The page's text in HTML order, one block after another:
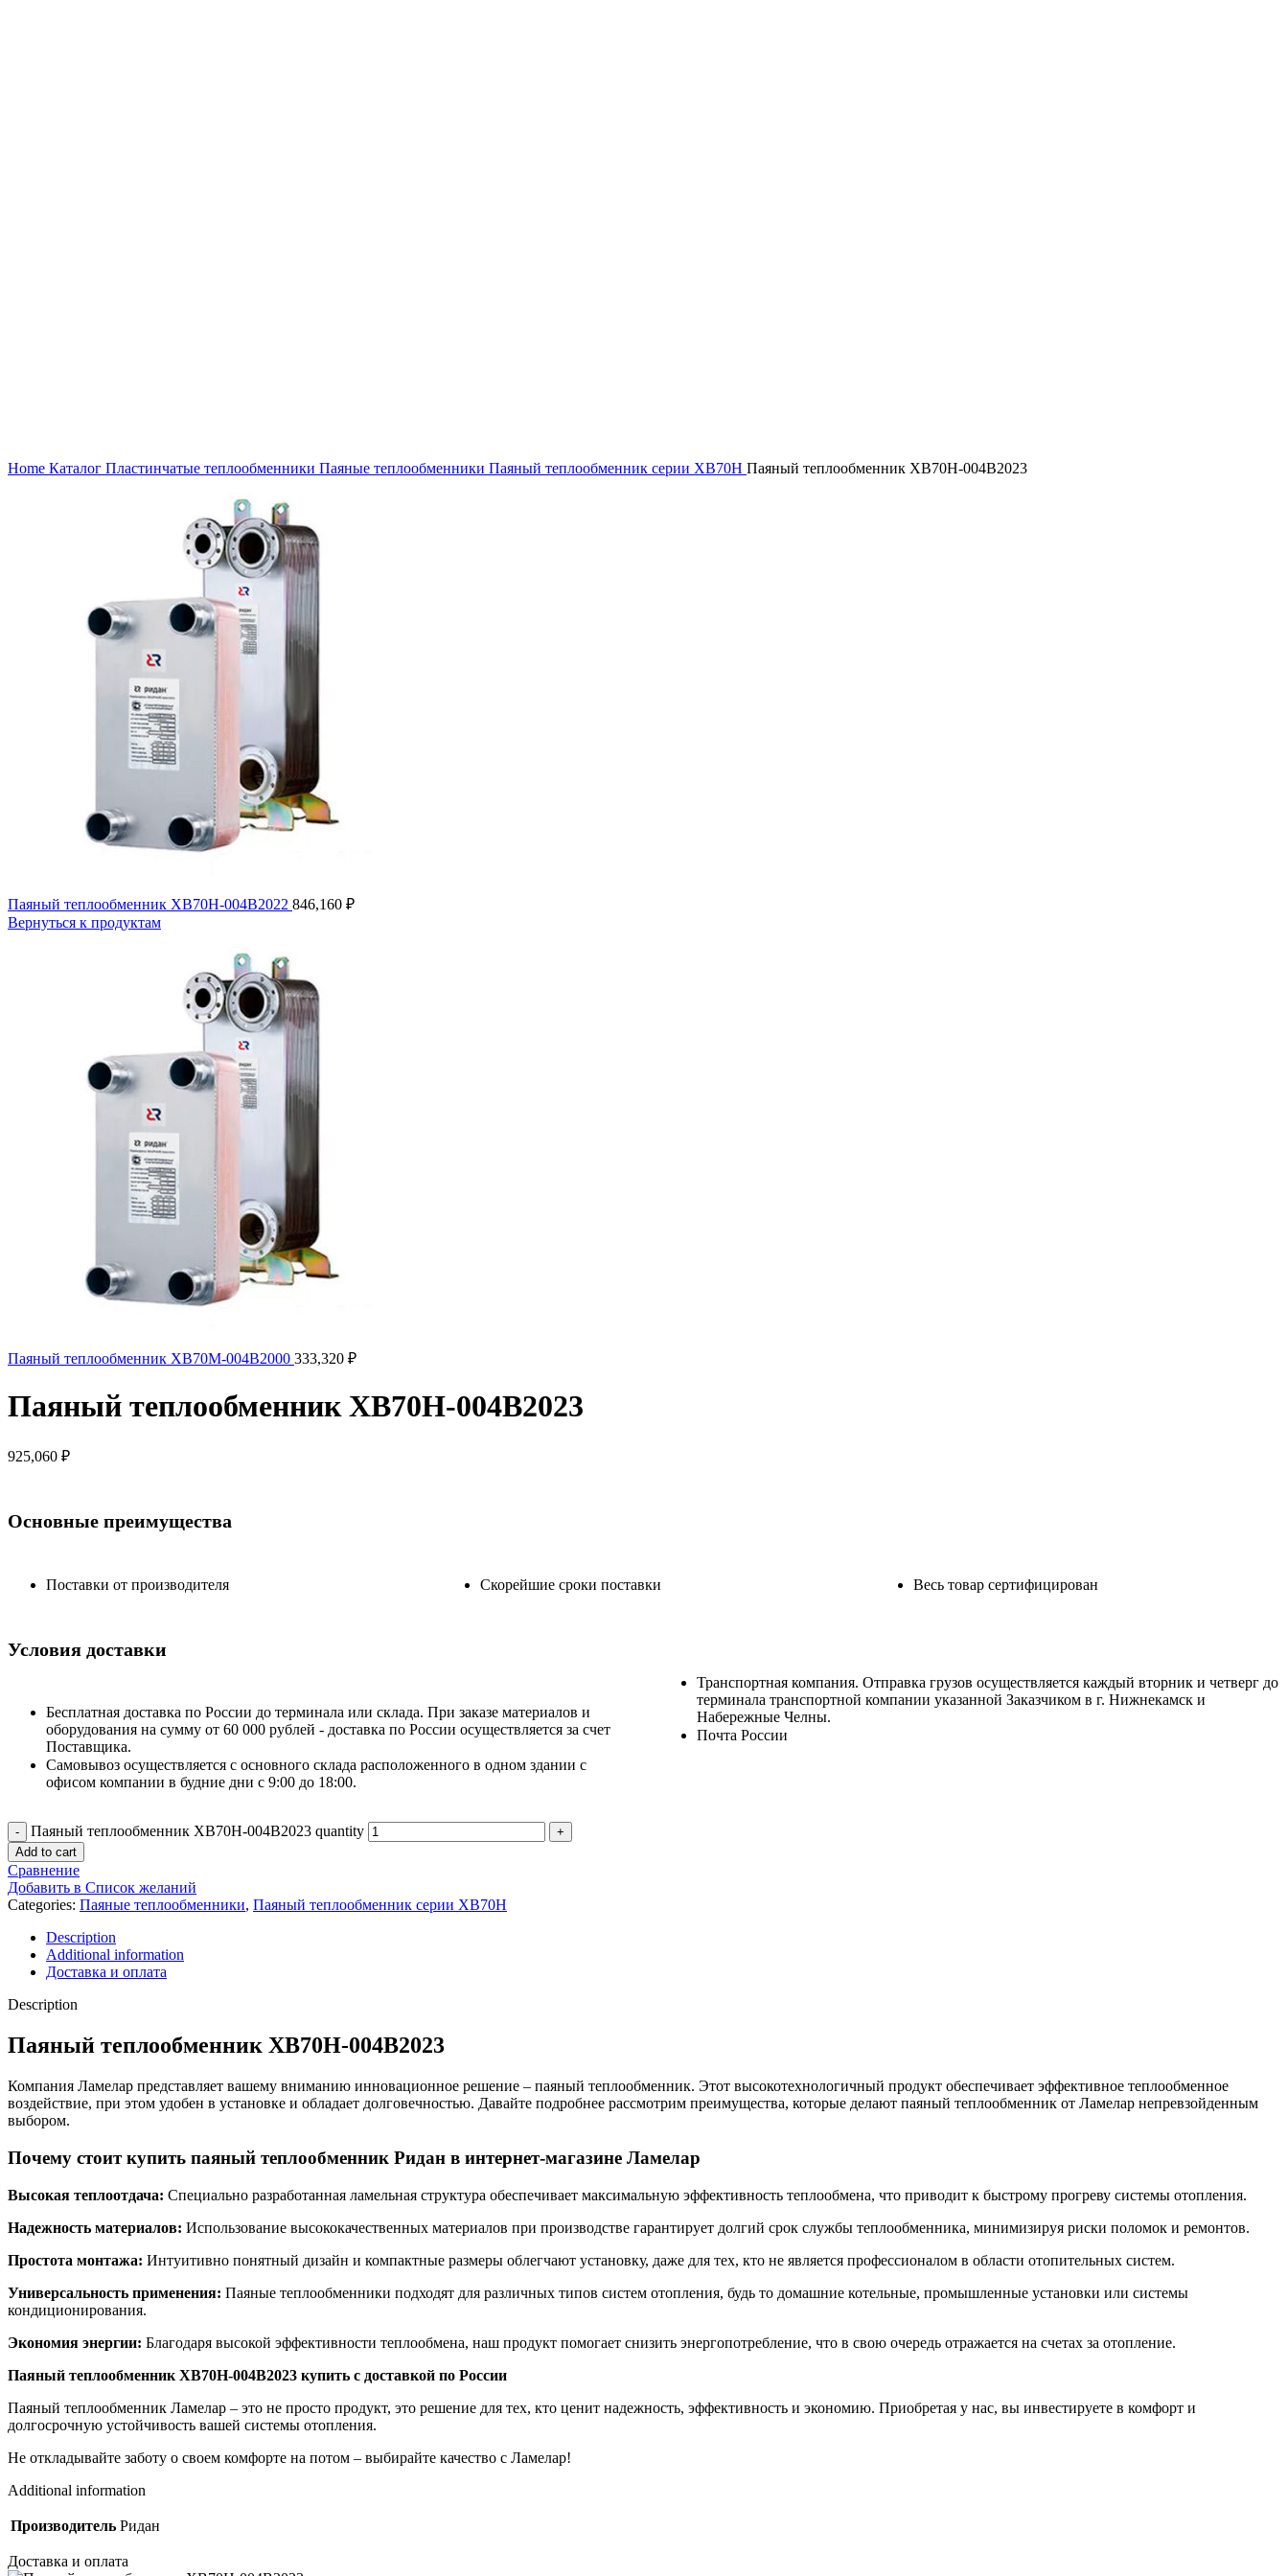
Home Каталог Пластинчатые теплообменники Паяные теплообменники Паяный теплообменник серии XB70H Паяный теплообменник XB70H-004B2023
Паяный теплообменник XB70H-004B2022 846,160 ₽
Вернуться к продуктам
Паяный теплообменник XB70M-004B2000 333,320 ₽
Паяный теплообменник XB70H-004B2023
925,060 ₽
Основные преимущества
Поставки от производителя Скорейшие сроки поставки Весь товар сертифицирован
Условия доставки
Бесплатная доставка по России до терминала или склада. При заказе материалов и
оборудования на сумму от 60 000 рублей - доставка по России осуществляется за счет
Поставщика.
Самовывоз осуществляется с основного склада расположенного в одном здании с
офисом компании в будние дни с 9:00 до 18:00.
Транспортная компания. Отправка грузов осуществляется каждый вторник и четверг до
терминала транспортной компании указанной Заказчиком в г. Нижнекамск и
Набережные Челны.
Почта России
Паяный теплообменник XB70H-004B2023 quantity
Add to cart
Сравнение
Добавить в Список желаний
Categories: Паяные теплообменники, Паяный теплообменник серии XB70H
Description
Additional information
Доставка и оплата
Description
Паяный теплообменник XB70H-004B2023
Компания Ламелар представляет вашему вниманию инновационное решение – паяный теплообменник. Этот высокотехнологичный продукт обеспечивает эффективное теплообменное
воздействие, при этом удобен в установке и обладает долговечностью. Давайте подробнее рассмотрим преимущества, которые делают паяный теплообменник от Ламелар непревзойденным
выбором.
Почему стоит купить паяный теплообменник Ридан в интернет-магазине Ламелар
Высокая теплоотдача: Специально разработанная ламельная структура обеспечивает максимальную эффективность теплообмена, что приводит к быстрому прогреву системы отопления.
Надежность материалов: Использование высококачественных материалов при производстве гарантирует долгий срок службы теплообменника, минимизируя риски поломок и ремонтов.
Простота монтажа: Интуитивно понятный дизайн и компактные размеры облегчают установку, даже для тех, кто не является профессионалом в области отопительных систем.
Универсальность применения: Паяные теплообменники подходят для различных типов систем отопления, будь то домашние котельные, промышленные установки или системы
кондиционирования.
Экономия энергии: Благодаря высокой эффективности теплообмена, наш продукт помогает снизить энергопотребление, что в свою очередь отражается на счетах за отопление.
Паяный теплообменник XB70H-004B2023 купить с доставкой по России
Паяный теплообменник Ламелар – это не просто продукт, это решение для тех, кто ценит надежность, эффективность и экономию. Приобретая у нас, вы инвестируете в комфорт и
долгосрочную устойчивость вашей системы отопления.
Не откладывайте заботу о своем комфорте на потом – выбирайте качество с Ламелар!
Additional information
Производитель Ридан
Доставка и оплата